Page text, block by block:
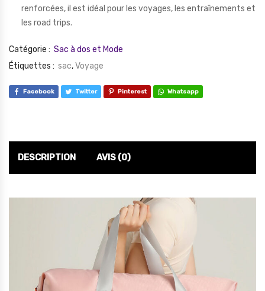
renforcées, il est idéal pour les voyages, les entraînements et
les road trips.
Catégorie : Sac à dos et Mode
Étiquettes : sac,Voyage
Facebook Twitter Pinterest Whatsapp
DESCRIPTION AVIS (0)